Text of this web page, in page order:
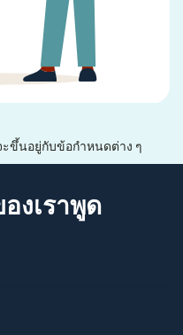
ะขึ้นอยู่กับข้อกำหนดต่าง ๆ
งเราพูด